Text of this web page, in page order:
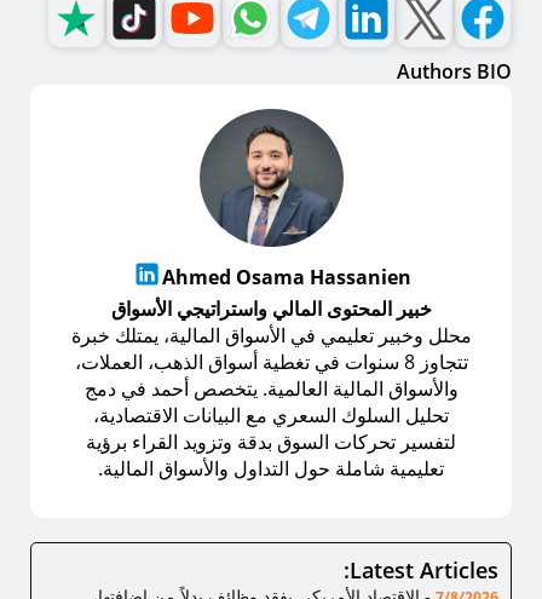
Authors BIO
Ahmed Osama Hassanien
خبير المحتوى المالي واستراتيجي الأسواق
محلل وخبير تعليمي في الأسواق المالية، يمتلك خبرة
تتجاوز 8 سنوات في تغطية أسواق الذهب، العملات،
والأسواق المالية العالمية. يتخصص أحمد في دمج
تحليل السلوك السعري مع البيانات الاقتصادية،
لتفسير تحركات السوق بدقة وتزويد القراء برؤية
تعليمية شاملة حول التداول والأسواق المالية.
Latest Articles: